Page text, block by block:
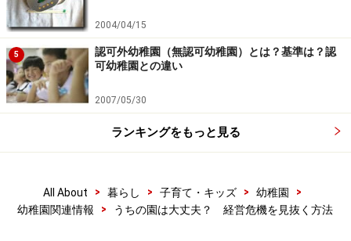
2004/04/15
5
認可外幼稚園（無認可幼稚園）とは？基準は？認
可幼稚園との違い
2007/05/30
ランキングをもっと見る
All About > 暮らし > 子育て・キッズ > 幼稚園
>
幼稚園関連情報
> うちの園は大丈夫？ 経営危機を見抜く方法